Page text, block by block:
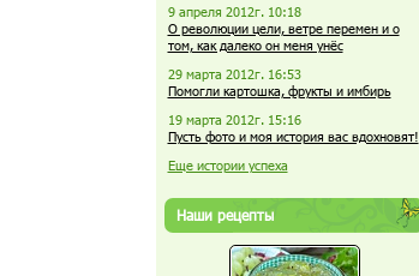
9 апреля 2012г. 10:18
О революции цели, ветре перемен и о
том, как далеко он меня унёс
29 марта 2012г. 16:53
Помогли картошка, фрукты и имбирь
19 марта 2012г. 15:16
Пусть фото и моя история вас вдохновят!
Еще истории успеха
Наши рецепты